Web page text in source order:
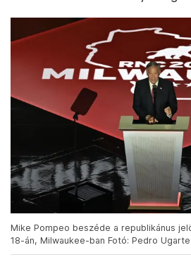
szeretne a posztra, aki
végrehajtja parancsait. A
a legesélyesebbnek. Ő
keveseknek, akik a 2016-os
visszatérhetnének. Trump egyik
szövetségese az első Trump-
CIA-igazgatója, majd
Izrael egyik legerősebb
ellensége Iránnak, ugyanakkor
köreiben ő számít Ukrajna